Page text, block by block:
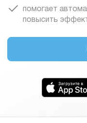
помогает
повысить